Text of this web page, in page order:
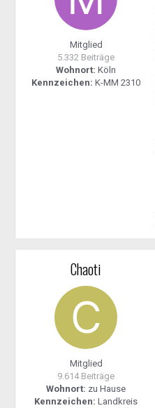
Mitglied
5.332 Beiträge
Wohnort: Köln
Kennzeichen: K-MM 2310
Chaoti
Mitglied
9.614 Beiträge
Wohnort: zu Hause
Kennzeichen: Landkreis